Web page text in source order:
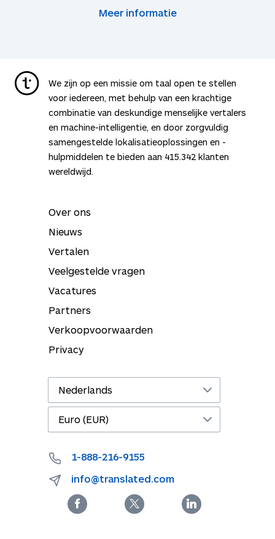
Meer informatie
We zijn op een missie om taal open te stellen
voor iedereen, met behulp van een krachtige
combinatie van deskundige menselijke vertalers
en machine-intelligentie, en door zorgvuldig
samengestelde lokalisatieoplossingen en -
hulpmiddelen te bieden aan 415.342 klanten
wereldwijd.
Over ons
Nieuws
Vertalen
Veelgestelde vragen
Vacatures
Partners
Verkoopvoorwaarden
Privacy
1-888-216-9155
info@translated.com